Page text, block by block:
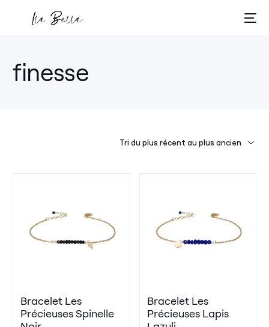
finesse
Bracelet Les
Précieuses Spinelle
Bracelet Les
Précieuses Lapis